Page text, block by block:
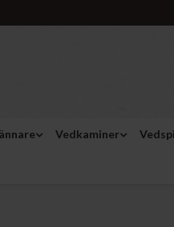
Vedkaminer